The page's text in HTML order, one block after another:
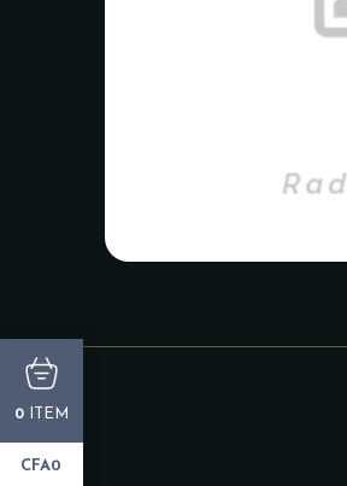
0 ITEM
CFA0